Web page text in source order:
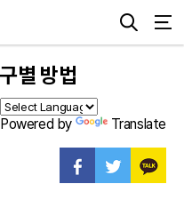
별 방법
Powered by Translate